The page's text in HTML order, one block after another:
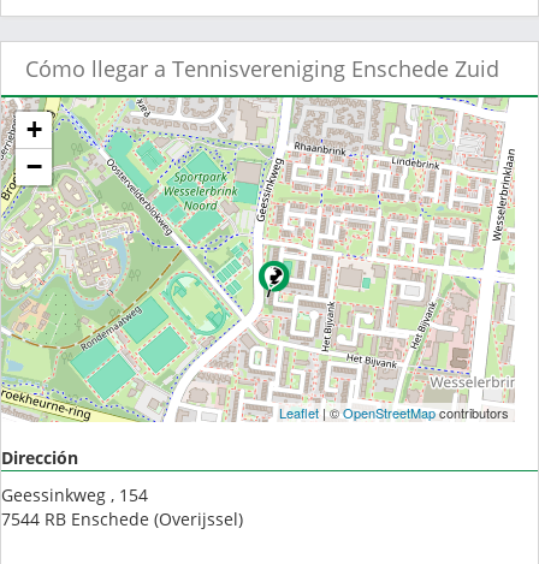
Cómo llegar a Tennisvereniging Enschede Zuid
+
−
Leaflet| ©OpenStreetMapcontributors
Dirección
Geessinkweg , 154
7544 RB Enschede (Overijssel)